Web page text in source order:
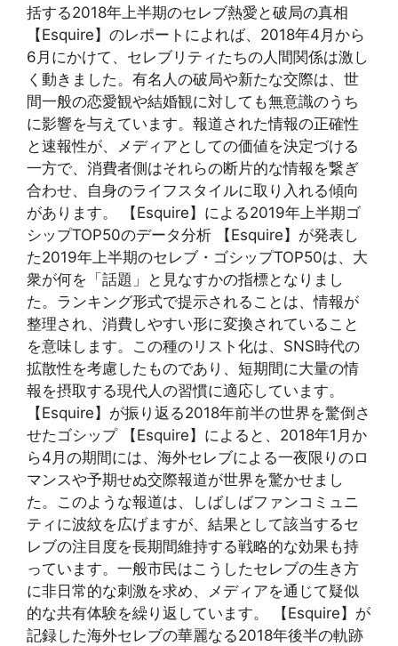
括する2018年上半期のセレブ熱愛と破局の真相
【Esquire】のレポートによれば、2018年4月から
6月にかけて、セレブリティたちの人間関係は激し
く動きました。有名人の破局や新たな交際は、世
間一般の恋愛観や結婚観に対しても無意識のうち
に影響を与えています。報道された情報の正確性
と速報性が、メディアとしての価値を決定づける
一方で、消費者側はそれらの断片的な情報を繋ぎ
合わせ、自身のライフスタイルに取り入れる傾向
があります。 【Esquire】による2019年上半期ゴ
シップTOP50のデータ分析 【Esquire】が発表し
た2019年上半期のセレブ・ゴシップTOP50は、大
衆が何を「話題」と見なすかの指標となりまし
た。ランキング形式で提示されることは、情報が
整理され、消費しやすい形に変換されていること
を意味します。この種のリスト化は、SNS時代の
拡散性を考慮したものであり、短期間に大量の情
報を摂取する現代人の習慣に適応しています。
【Esquire】が振り返る2018年前半の世界を驚倒さ
せたゴシップ 【Esquire】によると、2018年1月か
ら4月の期間には、海外セレブによる一夜限りのロ
マンスや予期せぬ交際報道が世界を驚かせまし
た。このような報道は、しばしばファンコミュニ
ティに波紋を広げますが、結果として該当するセ
レブの注目度を長期間維持する戦略的な効果も持
っています。一般市民はこうしたセレブの生き方
に非日常的な刺激を求め、メディアを通じて疑似
的な共有体験を繰り返しています。 【Esquire】が
記録した海外セレブの華麗なる2018年後半の軌跡